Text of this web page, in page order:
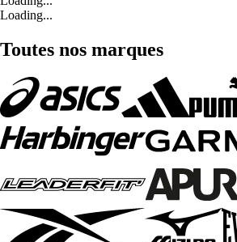
Loading...
Toutes nos marques